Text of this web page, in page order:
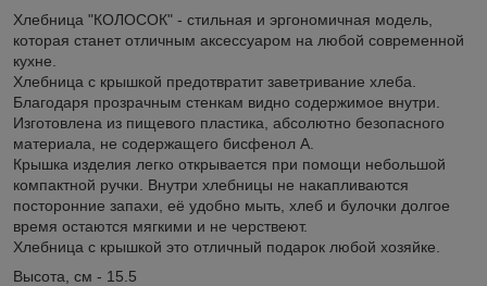
Хлебница "КОЛОСОК" - стильная и эргономичная модель,
которая станет отличным аксессуаром на любой современной
кухне.
Хлебница с крышкой предотвратит заветривание хлеба.
Благодаря прозрачным стенкам видно содержимое внутри.
Изготовлена из пищевого пластика, абсолютно безопасного
материала, не содержащего бисфенол А.
Крышка изделия легко открывается при помощи небольшой
компактной ручки. Внутри хлебницы не накапливаются
посторонние запахи, её удобно мыть, хлеб и булочки долгое
время остаются мягкими и не черствеют.
Хлебница с крышкой это отличный подарок любой хозяйке.
Высота, см - 15.5